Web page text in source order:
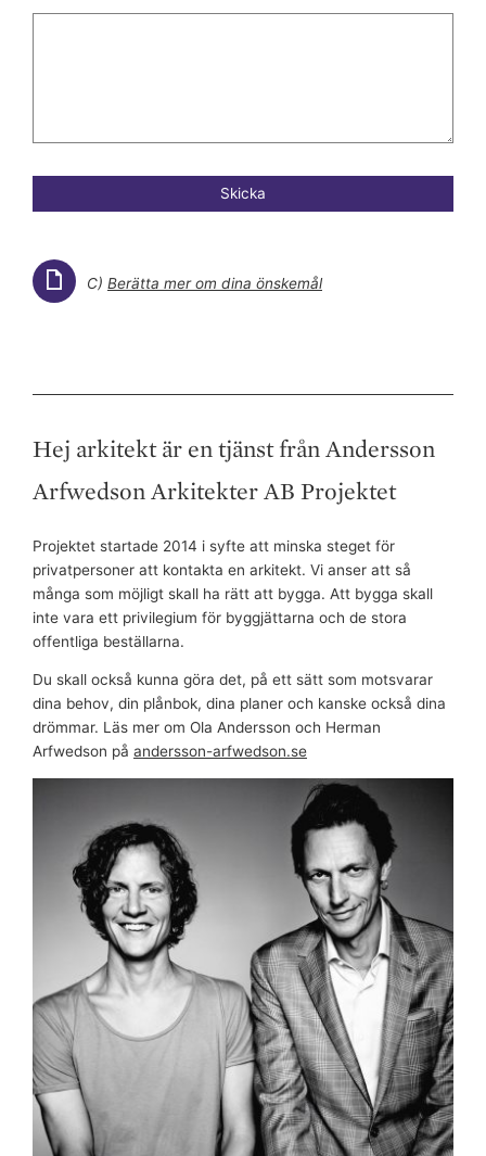
Skicka
C) Berätta mer om dina önskemål
Hej arkitekt är en tjänst från Andersson
Arfwedson Arkitekter AB Projektet
Projektet startade 2014 i syfte att minska steget för
privatpersoner att kontakta en arkitekt. Vi anser att så
många som möjligt skall ha rätt att bygga. Att bygga skall
inte vara ett privilegium för byggjättarna och de stora
offentliga beställarna.
Du skall också kunna göra det, på ett sätt som motsvarar
dina behov, din plånbok, dina planer och kanske också dina
drömmar. Läs mer om Ola Andersson och Herman
Arfwedson på andersson-arfwedson.se